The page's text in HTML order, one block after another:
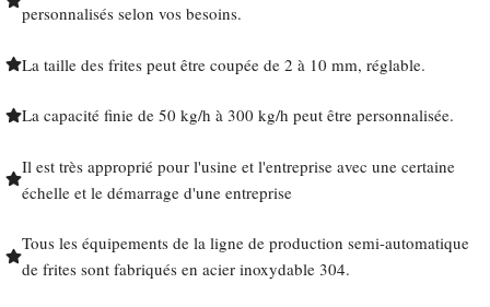
personnalisés selon vos besoins.
La taille des frites peut être coupée de 2 à 10 mm, réglable.
La capacité finie de 50 kg/h à 300 kg/h peut être personnalisée.
Il est très approprié pour l'usine et l'entreprise avec une certaine
échelle et le démarrage d'une entreprise
Tous les équipements de la ligne de production semi-automatique
de frites sont fabriqués en acier inoxydable 304.